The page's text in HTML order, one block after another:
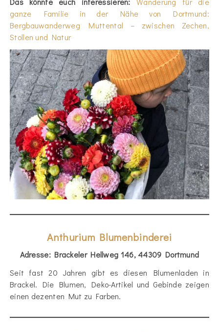
ganze Familie in der Nähe von Dortmund:
Bergbauwanderweg Muttental – zwischen Zechen,
Stollen und Natur
Anthurium Blumenbinderei
Adresse: Brackeler Hellweg 146, 44309 Dortmund
Seit fast 20 Jahren gibt es diesen Blumenladen in
Brackel. Die Blumen, Deko-Artikel und Gebinde zeigen
einen dezenten Mut zu Farben.